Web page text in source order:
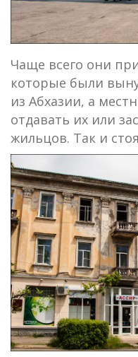
Чаще всего они
которые были
из Абхазии, а
отдавать их или
жильцов. Так и